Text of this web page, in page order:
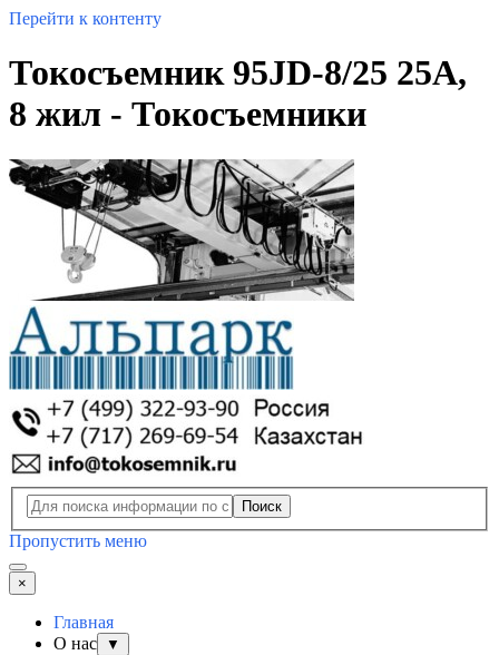
Перейти к контенту
Токосъемник 95JD-8/25 25А,
8 жил - Токосъемники
Поиск
Пропустить меню
×
Главная
О нас
▼